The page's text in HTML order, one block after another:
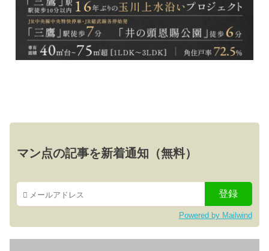
マン点の記事を新着通知（無料）
Powered by Mailwind